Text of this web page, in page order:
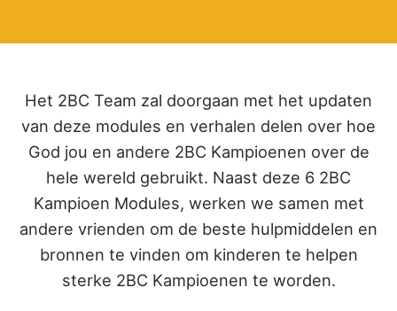
Het 2BC Team zal doorgaan met het updaten
van deze modules en verhalen delen over hoe
God jou en andere 2BC Kampioenen over de
hele wereld gebruikt. Naast deze 6 2BC
Kampioen Modules, werken we samen met
andere vrienden om de beste hulpmiddelen en
bronnen te vinden om kinderen te helpen
sterke 2BC Kampioenen te worden.